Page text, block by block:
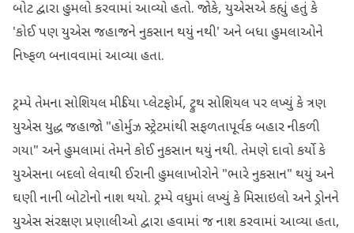
બોટ દ્વારા હુમલો કરવામાં આવ્યો હતો. જોકે, યુએસએ કહ્યું હતું કે
'કોઈ પણ યુએસ જહાજને નુકસાન થયું નથી' અને બધા હુમલાઓને
નિષ્ફળ બનાવવામાં આવ્યા હતા.
ટ્રમ્પે તેમના સોશિયલ મીડિયા પ્લેટફોર્મ, ટ્રુથ સોશિયલ પર લખ્યું કે ત્રણ
યુએસ યુદ્ધ જહાજો "હોર્મુઝ સ્ટ્રેટમાંથી સફળતાપૂર્વક બહાર નીકળી
ગયા" અને હુમલામાં તેમને કોઈ નુકસાન થયું નથી. તેમણે દાવો કર્યો કે
યુએસના બદલો લેવાથી ઈરાની હુમલાખોરોને "ભારે નુકસાન" થયું અને
ઘણી નાની બોટોનો નાશ થયો. ટ્રમ્પે વધુમાં લખ્યું કે મિસાઇલો અને ડ્રોનને
યુએસ સંરક્ષણ પ્રણાલીઓ દ્વારા હવામાં જ નાશ કરવામાં આવ્યા હતા,